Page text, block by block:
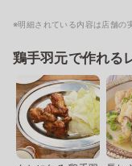
※明細されている内容は店舗の
鶏手羽元で作れる